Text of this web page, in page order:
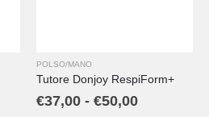
POLSO/MANO
Tutore Donjoy RespiForm+
€37,00 - €50,00